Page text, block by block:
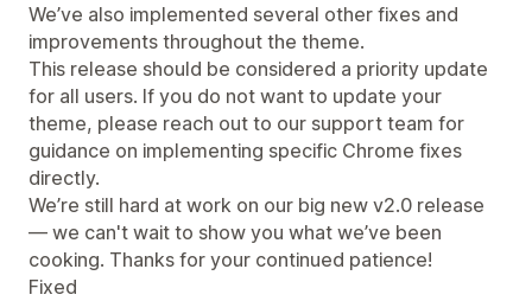
We’ve also implemented several other fixes and
improvements throughout the theme.
This release should be considered a priority update
for all users. If you do not want to update your
theme, please reach out to our support team for
guidance on implementing specific Chrome fixes
directly.
We’re still hard at work on our big new v2.0 release
— we can't wait to show you what we’ve been
cooking. Thanks for your continued patience!
Fixed